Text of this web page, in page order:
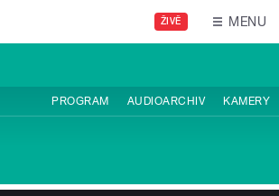
ŽIVĚ MENU
PROGRAM AUDIOARCHIV KAMERY